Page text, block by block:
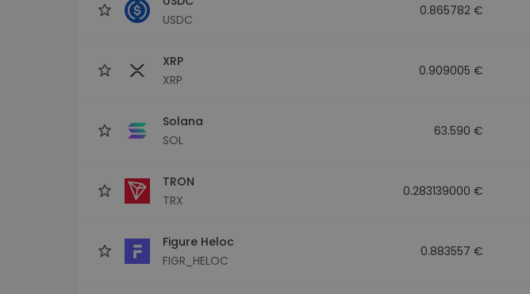
USDC
0.865782 €
XRP
XRP
0.909005 €
Solana
SOL
63.590 €
TRON
TRX
0.283139000 €
Figure Heloc
FIGR_HELOC
0.883557 €